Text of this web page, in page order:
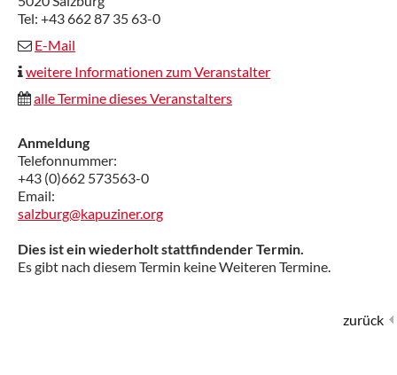
Tel: +43 662 87 35 63-0
E-Mail
weitere Informationen zum Veranstalter
alle Termine dieses Veranstalters
Anmeldung
Telefonnummer:
+43 (0)662 573563-0
Email:
salzburg@kapuziner.org
Dies ist ein wiederholt stattfindender Termin.
Es gibt nach diesem Termin keine Weiteren Termine.
zurück